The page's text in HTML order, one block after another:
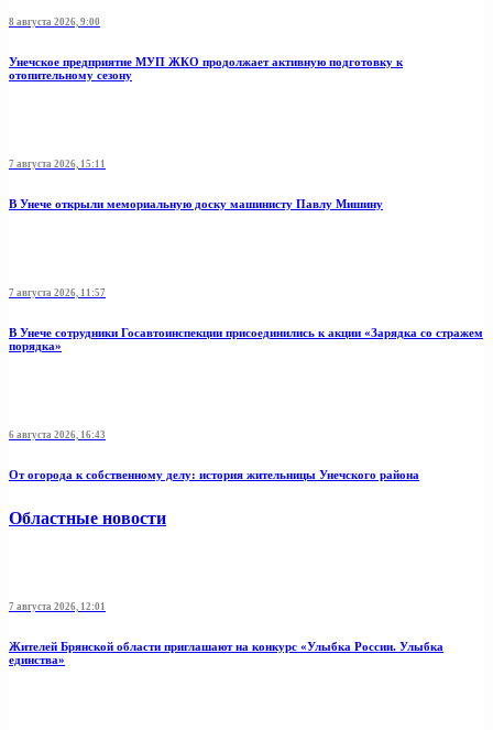
8 августа 2026, 9:00
Унечское предприятие МУП ЖКО продолжает активную подготовку к
отопительному сезону
7 августа 2026, 15:11
В Унече открыли мемориальную доску машинисту Павлу Мишину
7 августа 2026, 11:57
В Унече сотрудники Госавтоинспекции присоединились к акции «Зарядка со стражем
порядка»
6 августа 2026, 16:43
От огорода к собственному делу: история жительницы Унечского района
Областные новости
7 августа 2026, 12:01
Жителей Брянской области приглашают на конкурс «Улыбка России. Улыбка
единства»